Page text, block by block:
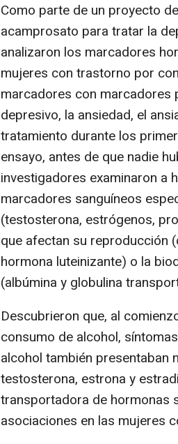
Como parte de un proyecto
acamprosato para tratar la
analizaron los marcadores
mujeres con trastorno por
marcadores con marcadores
depresivo, la ansiedad, el
tratamiento durante los
ensayo, antes de que nadie
investigadores examinaron a
marcadores sanguíneos
(testosterona, estrógenos,
que afectan su reproducción
hormona luteinizante) o la
(albúmina y globulina
Descubrieron que, al
consumo de alcohol,
alcohol también presentaban
testosterona, estrona y
transportadora de hormonas
asociaciones en las mujeres